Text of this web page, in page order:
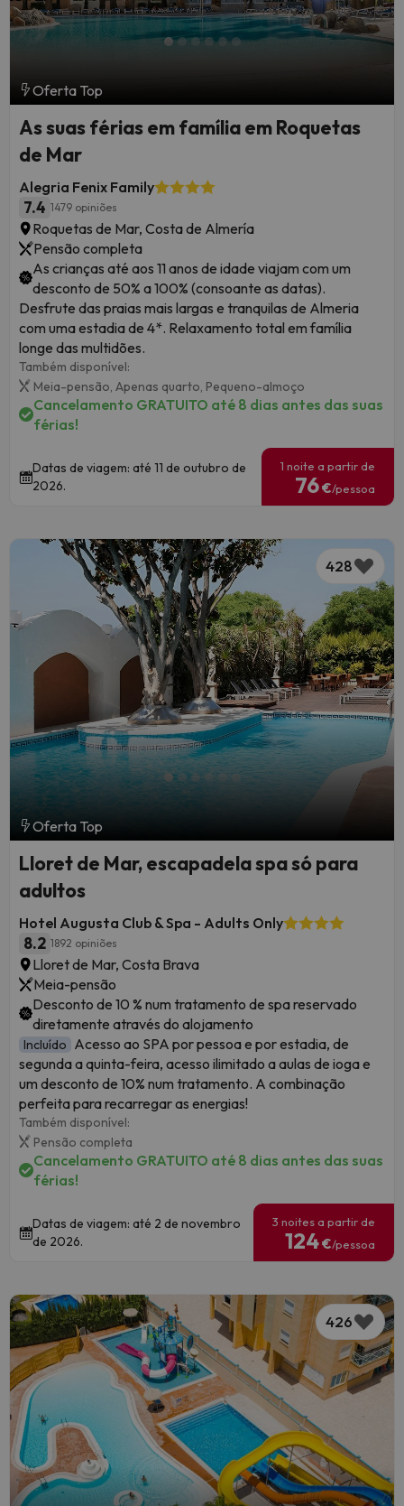
Oferta Top
As suas férias em família em Roquetas
de Mar
Alegria Fenix Family
7.4 1479 opiniões
Roquetas de Mar, Costa de Almería
Pensão completa
As crianças até aos 11 anos de idade viajam com um
desconto de 50% a 100% (consoante as datas).
Desfrute das praias mais largas e tranquilas de Almeria
com uma estadia de 4*. Relaxamento total em família
longe das multidões.
Também disponível:
Meia-pensão, Apenas quarto, Pequeno-almoço
Cancelamento GRATUITO até 8 dias antes das suas
férias!
Datas de viagem: até 11 de outubro de
2026.
1 noite a partir de
76€/pessoa
428
Oferta Top
Lloret de Mar, escapadela spa só para
adultos
Hotel Augusta Club & Spa - Adults Only
8.2 1892 opiniões
Lloret de Mar, Costa Brava
Meia-pensão
Desconto de 10 % num tratamento de spa reservado
diretamente através do alojamento
Incluído Acesso ao SPA por pessoa e por estadia, de
segunda a quinta-feira, acesso ilimitado a aulas de ioga e
um desconto de 10% num tratamento. A combinação
perfeita para recarregar as energias!
Também disponível:
Pensão completa
Cancelamento GRATUITO até 8 dias antes das suas
férias!
Datas de viagem: até 2 de novembro
de 2026.
3 noites a partir de
124€/pessoa
426